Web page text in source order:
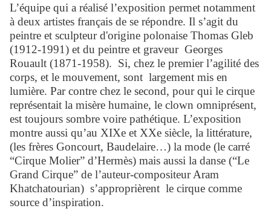
L’équipe qui a réalisé l’exposition permet notamment
à deux artistes français de se répondre. Il s’agit du
peintre et sculpteur d'origine polonaise Thomas Gleb
(1912-1991) et du peintre et graveur Georges
Rouault (1871-1958). Si, chez le premier l’agilité des
corps, et le mouvement, sont largement mis en
lumière. Par contre chez le second, pour qui le cirque
représentait la misère humaine, le clown omniprésent,
est toujours sombre voire pathétique. L’exposition
montre aussi qu’au XIXe et XXe siècle, la littérature,
(les frères Goncourt, Baudelaire…) la mode (le carré
“Cirque Molier” d’Hermès) mais aussi la danse (“Le
Grand Cirque” de l’auteur-compositeur Aram
Khatchatourian) s’approprièrent le cirque comme
source d’inspiration.